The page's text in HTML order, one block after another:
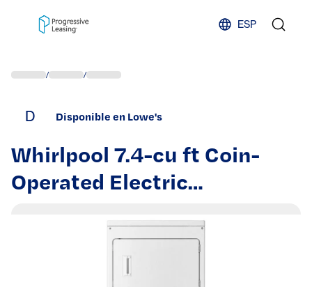
ESP
/ /
D Disponible en Lowe's
Whirlpool 7.4-cu ft Coin-
Operated Electric
CSP2940HQ